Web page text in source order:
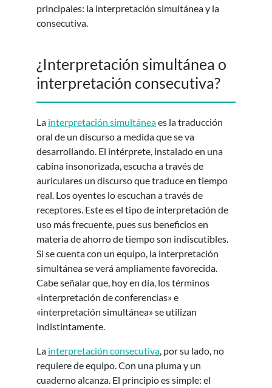
principales: la interpretación simultánea y la
consecutiva.
¿Interpretación simultánea o
interpretación consecutiva?
La interpretación simultáneaes la traducción
oral de un discurso a medida que se va
desarrollando. El intérprete, instalado en una
cabina insonorizada, escucha a través de
auriculares un discurso que traduce en tiempo
real. Los oyentes lo escuchan a través de
receptores. Este es el tipo de interpretación de
uso más frecuente, pues sus beneficios en
materia de ahorro de tiempo son indiscutibles.
Si se cuenta con un equipo, la interpretación
simultánea se verá ampliamente favorecida.
Cabe señalar que, hoy en día, los términos
«interpretación de conferencias» e
«interpretación simultánea» se utilizan
indistintamente.
La interpretación consecutiva, por su lado, no
requiere de equipo. Con una pluma y un
cuaderno alcanza. El principio es simple: el